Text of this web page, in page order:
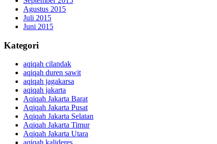
Agustus 2015
Juli 2015
Juni 2015
Kategori
aqiqah cilandak
aqiqah duren sawit
aqiqah jagakarsa
aqiqah jakarta
Aqiqah Jakarta Barat
Aqiqah Jakarta Pusat
Aqiqah Jakarta Selatan
Aqiqah Jakarta Timur
Aqiqah Jakarta Utara